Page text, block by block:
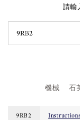
請輸
機械 石
9RB2